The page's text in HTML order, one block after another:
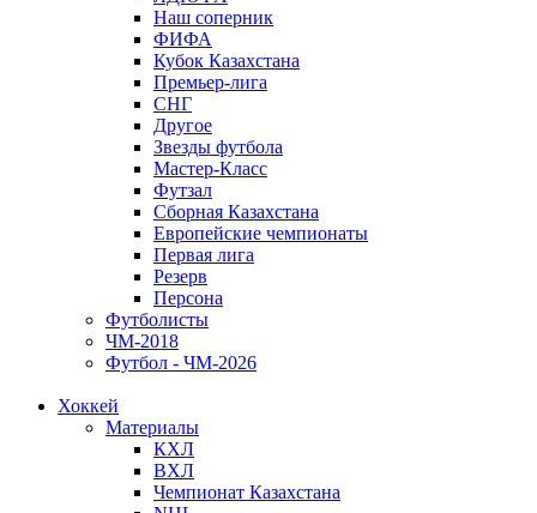
Наш соперник
ФИФА
Кубок Казахстана
Премьер-лига
СНГ
Другое
Звезды футбола
Мастер-Класс
Футзал
Сборная Казахстана
Европейские чемпионаты
Первая лига
Резерв
Персона
Футболисты
ЧМ-2018
Футбол - ЧМ-2026
Хоккей
Материалы
КХЛ
ВХЛ
Чемпионат Казахстана